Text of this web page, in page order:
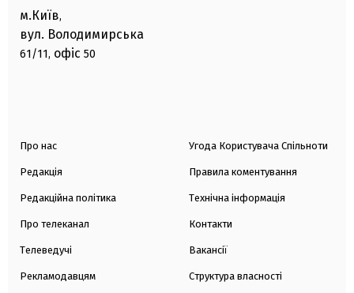
м.Київ,
вул. Володимирська
61/11, офіс 50
Про нас
Редакція
Редакційна політика
Про телеканал
Телеведучі
Рекламодавцям
Угода Користувача Спільноти
Правила коментування
Технічна інформація
Контакти
Вакансії
Структура власності